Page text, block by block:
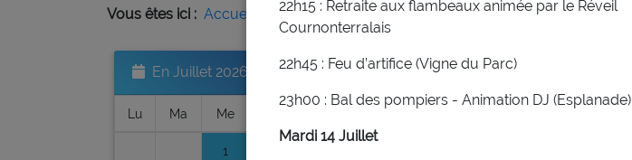
Vous êtes ici : Accueil ACTUALITES Agenda
En Juillet 2026
Lu Ma Me
1
22h15 : Retraite aux flambeaux animée par le Réveil
Cournonterralais
22h45 : Feu d’artifice (Vigne du Parc)
23h00 : Bal des pompiers - Animation DJ (Esplanade)
Mardi 14 Juillet